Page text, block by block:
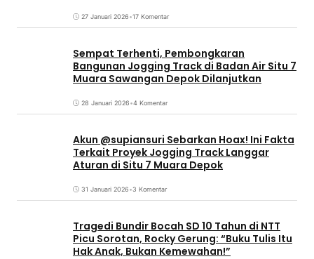
27 Januari 2026•17 Komentar
Sempat Terhenti, Pembongkaran
Bangunan Jogging Track di Badan Air Situ 7
Muara Sawangan Depok Dilanjutkan
28 Januari 2026•4 Komentar
Akun @supiansuri Sebarkan Hoax! Ini Fakta
Terkait Proyek Jogging Track Langgar
Aturan di Situ 7 Muara Depok
31 Januari 2026•3 Komentar
Tragedi Bundir Bocah SD 10 Tahun di NTT
Picu Sorotan, Rocky Gerung: “Buku Tulis Itu
Hak Anak, Bukan Kemewahan!”